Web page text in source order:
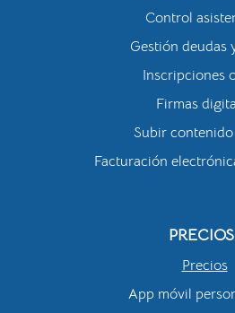
Control
Gestión deudas
Inscripciones
Firmas
Subir
Facturación
PRECIOS
Precios
App móvil